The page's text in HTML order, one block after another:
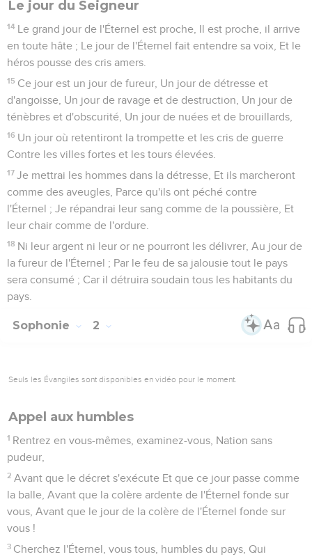
Le jour du Seigneur
14 Le grand jour de l'Éternel est proche, Il est proche, il arrive
en toute hâte ; Le jour de l'Éternel fait entendre sa voix, Et le
héros pousse des cris amers.
15 Ce jour est un jour de fureur, Un jour de détresse et
d'angoisse, Un jour de ravage et de destruction, Un jour de
ténèbres et d'obscurité, Un jour de nuées et de brouillards,
16 Un jour où retentiront la trompette et les cris de guerre
Contre les villes fortes et les tours élevées.
17 Je mettrai les hommes dans la détresse, Et ils marcheront
comme des aveugles, Parce qu'ils ont péché contre
l'Éternel ; Je répandrai leur sang comme de la poussière, Et
leur chair comme de l'ordure.
18 Ni leur argent ni leur or ne pourront les délivrer, Au jour de
la fureur de l'Éternel ; Par le feu de sa jalousie tout le pays
sera consumé ; Car il détruira soudain tous les habitants du
pays.
Sophonie 2
Seuls les Évangiles sont disponibles en vidéo pour le moment.
Appel aux humbles
1 Rentrez en vous-mêmes, examinez-vous, Nation sans
pudeur,
2 Avant que le décret s'exécute Et que ce jour passe comme
la balle, Avant que la colère ardente de l'Éternel fonde sur
vous, Avant que le jour de la colère de l'Éternel fonde sur
vous !
3 Cherchez l'Éternel, vous tous, humbles du pays, Qui